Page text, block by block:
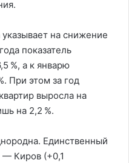
на снижение
показатель
%, а к январю
При этом за год
выросла на
на 2,2 %.
Единственный
— Киров (+0,1